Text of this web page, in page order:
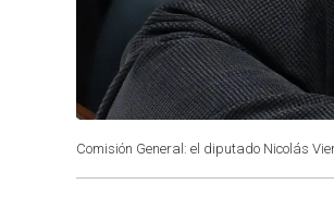
Comisión General: el diputado Nicolás